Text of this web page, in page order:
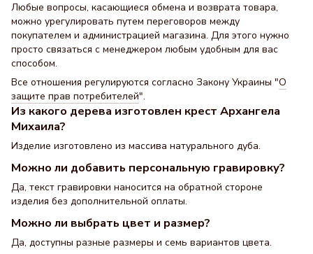
Любые вопросы, касающиеся обмена и возврата товара,
можно урегулировать путем переговоров между
покупателем и администрацией магазина. Для этого нужно
просто связаться с менеджером любым удобным для вас
способом.
Все отношения регулируются согласно Закону Украины "О
защите прав потребителей".
Из какого дерева изготовлен крест Архангела
Михаила?
Изделие изготовлено из массива натурального дуба.
Можно ли добавить персональную гравировку?
Да, текст гравировки наносится на обратной стороне
изделия без дополнительной оплаты.
Можно ли выбрать цвет и размер?
Да, доступны разные размеры и семь вариантов цвета.